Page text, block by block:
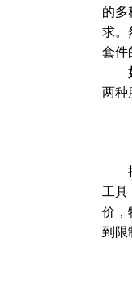
的多
求。
套件
两种
2
接
工具
价，
到限
3